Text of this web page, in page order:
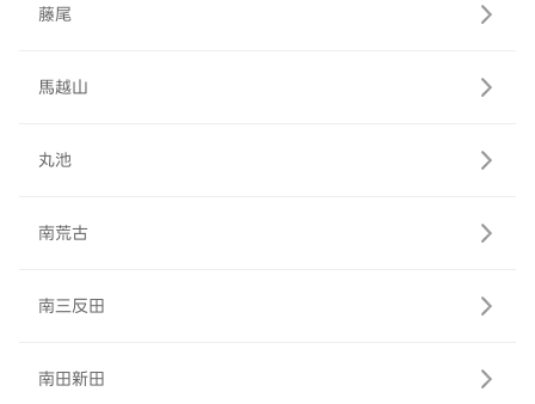
藤尾
馬越山
丸池
南荒古
南三反田
南田新田